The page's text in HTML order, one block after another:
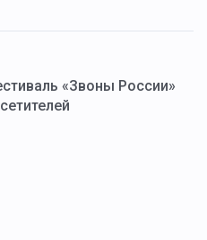
«Звоны России»